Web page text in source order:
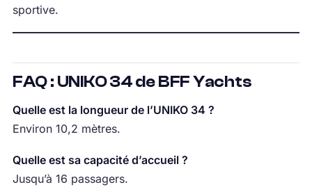
sportive.
FAQ : UNIKO 34 de BFF Yachts
Quelle est la longueur de l’UNIKO 34 ?
Environ 10,2 mètres.
Quelle est sa capacité d’accueil ?
Jusqu’à 16 passagers.